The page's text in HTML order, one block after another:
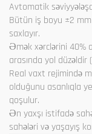
Avtomatik
Bütün iş boyu ±2 mm
saxlayır.
Əmək xərclərini 40%
arasında yol düzəldir
Real vaxt rejimində
olduğunu asanlıqla
qoşulur.
Ən yaxşı istifadə
sahələri və yaşayış